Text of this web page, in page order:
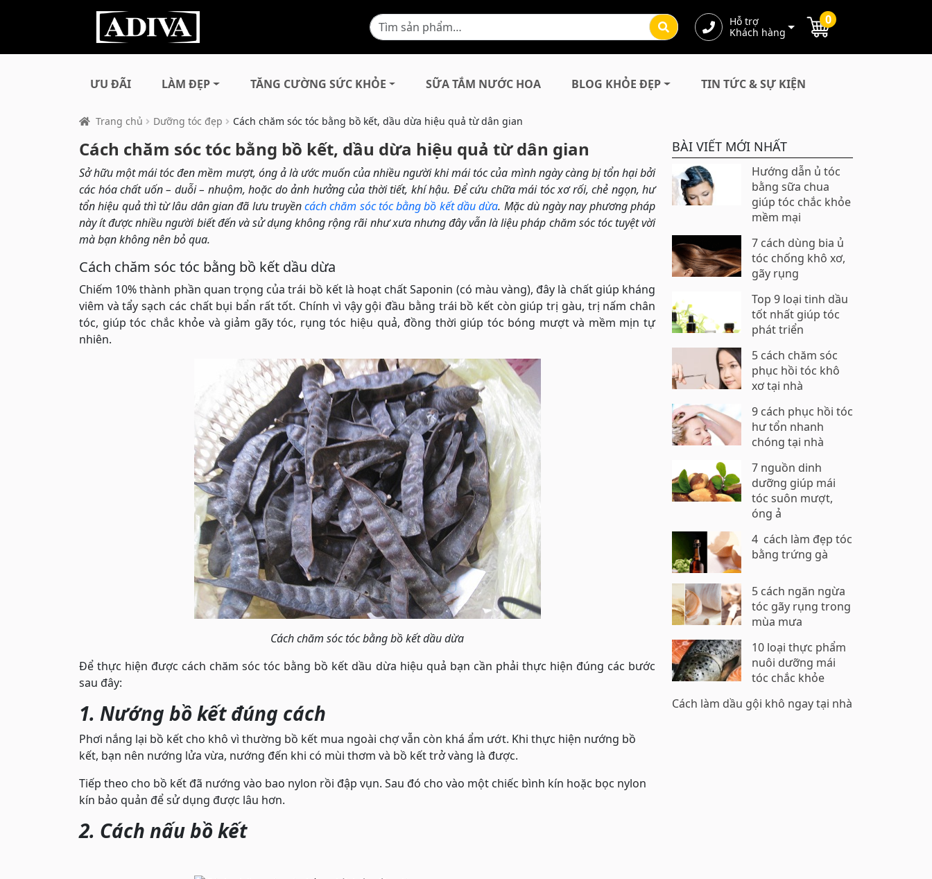
Hỗ trợ
Khách hàng
0
ƯU ĐÃI LÀM ĐẸP TĂNG CƯỜNG SỨC KHỎE SỮA TẮM NƯỚC HOA BLOG KHỎE ĐẸP TIN TỨC & SỰ KIỆN
Trang chủ Dưỡng tóc đẹp Cách chăm sóc tóc bằng bồ kết, dầu dừa hiệu quả từ dân gian
Cách chăm sóc tóc bằng bồ kết, dầu dừa hiệu quả từ dân gian
Sở hữu một mái tóc đen mềm mượt, óng ả là ước muốn của nhiều người khi mái tóc của mình ngày càng bị tổn hại bởi
các hóa chất uốn – duỗi – nhuộm, hoặc do ảnh hưởng của thời tiết, khí hậu. Để cứu chữa mái tóc xơ rối, chẻ ngọn, hư
tổn hiệu quả thì từ lâu dân gian đã lưu truyềncách chăm sóc tóc bằng bồ kết dầu dừa. Mặc dù ngày nay phương pháp
này ít được nhiều người biết đến và sử dụng không rộng rãi như xưa nhưng đây vẫn là liệu pháp chăm sóc tóc tuyệt vời
mà bạn không nên bỏ qua.
Cách chăm sóc tóc bằng bồ kết dầu dừa
Chiếm 10% thành phần quan trọng của trái bồ kết là hoạt chất Saponin (có màu vàng), đây là chất giúp kháng
viêm và tẩy sạch các chất bụi bẩn rất tốt. Chính vì vậy gội đầu bằng trái bồ kết còn giúp trị gàu, trị nấm chân
tóc, giúp tóc chắc khỏe và giảm gãy tóc, rụng tóc hiệu quả, đồng thời giúp tóc bóng mượt và mềm mịn tự
nhiên.
Cách chăm sóc tóc bằng bồ kết dầu dừa
Để thực hiện được cách chăm sóc tóc bằng bồ kết dầu dừa hiệu quả bạn cần phải thực hiện đúng các bước
sau đây:
1. Nướng bồ kết đúng cách
Phơi nắng lại bồ kết cho khô vì thường bồ kết mua ngoài chợ vẫn còn khá ẩm ướt. Khi thực hiện nướng bồ
kết, bạn nên nướng lửa vừa, nướng đến khi có mùi thơm và bồ kết trở vàng là được.
Tiếp theo cho bồ kết đã nướng vào bao nylon rồi đập vụn. Sau đó cho vào một chiếc bình kín hoặc bọc nylon
kín bảo quản để sử dụng được lâu hơn.
2. Cách nấu bồ kết
BÀI VIẾT MỚI NHẤT
Hướng dẫn ủ tóc
bằng sữa chua
giúp tóc chắc khỏe
mềm mại
7 cách dùng bia ủ
tóc chống khô xơ,
gãy rụng
Top 9 loại tinh dầu
tốt nhất giúp tóc
phát triển
5 cách chăm sóc
phục hồi tóc khô
xơ tại nhà
9 cách phục hồi tóc
hư tổn nhanh
chóng tại nhà
7 nguồn dinh
dưỡng giúp mái
tóc suôn mượt,
óng ả
4 cách làm đẹp tóc
bằng trứng gà
5 cách ngăn ngừa
tóc gãy rụng trong
mùa mưa
10 loại thực phẩm
nuôi dưỡng mái
tóc chắc khỏe
Cách làm dầu gội khô ngay tại nhà